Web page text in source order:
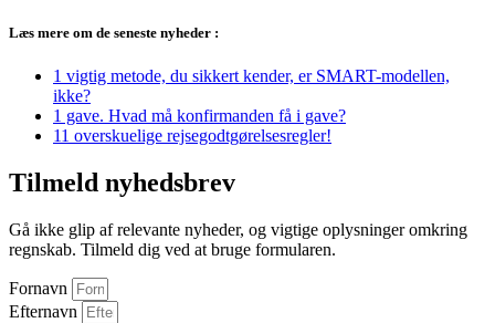
Læs mere om de seneste nyheder :
1 vigtig metode, du sikkert kender, er SMART-modellen,
ikke?
1 gave. Hvad må konfirmanden få i gave?
11 overskuelige rejsegodtgørelsesregler!
Tilmeld nyhedsbrev
Gå ikke glip af relevante nyheder, og vigtige oplysninger omkring
regnskab. Tilmeld dig ved at bruge formularen.
Fornavn
Efternavn